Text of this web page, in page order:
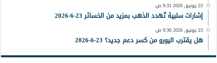
23 يونيو, 2026 9:31 ص
إشارات سلبية تُهدد الذهب بمزيد من الخسائر 23-6-2026
23 يونيو, 2026 9:30 ص
هل يقترب اليورو من كسر دعم جديد؟ 23-6-2026